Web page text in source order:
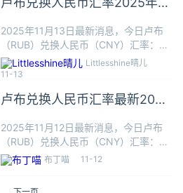
准。卢布
2025年11月13日最新消息，今日卢布
（RUB）兑换人民币（CNY）汇率：1
卢布≈0.0879人民币，根据今日汇率1
卢布可以兑换0.0879人民币，本站数据
准。卢布
Littlesshine晴儿
11-13
卢布兑换人民币汇率最新2025
2025年11月12日最新消息，今日卢布
（RUB）兑换人民币（CNY）汇率：1
卢布≈0.0876人民币，根据今日汇率1
卢布可以兑换0.0876人民币，本站数据
布丁喵 11-12